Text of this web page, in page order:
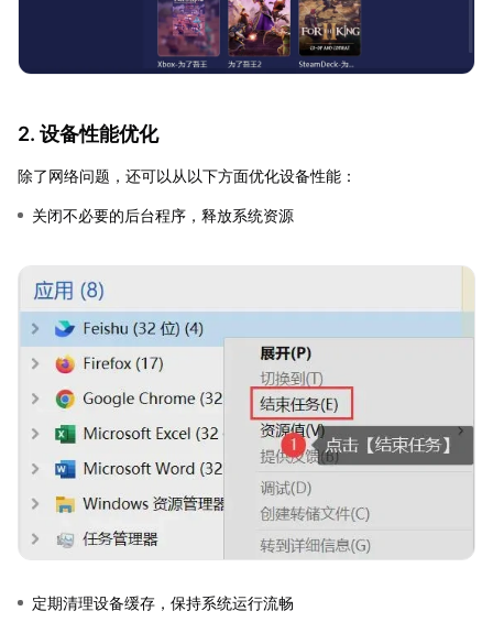
2. 设备性能优化
除了网络问题，还可以从以下方面优化设备性能：
关闭不必要的后台程序，释放系统资源
定期清理设备缓存，保持系统运行流畅